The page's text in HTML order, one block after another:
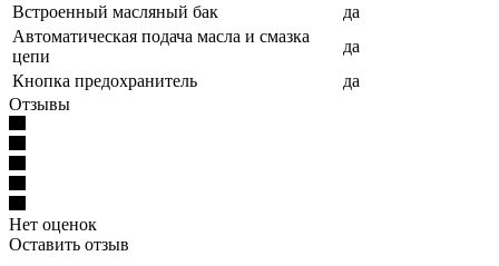
Встроенный масляный бак
да
Автоматическая подача масла и смазка
цепи
да
Кнопка предохранитель
да
Отзывы
Нет оценок
Оставить отзыв